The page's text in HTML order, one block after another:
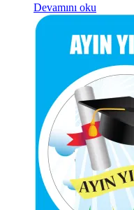
Devamını oku